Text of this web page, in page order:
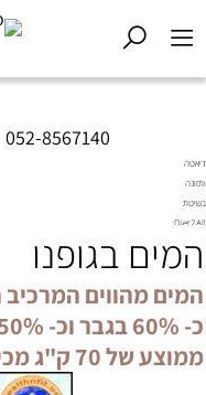
052-8567140
דיאטה
ותזונה
בשיטת
Diet2All:
שמאחורי
המושלם.
המים בגופנו
המים מהווים המרכיב
ממוצע של 70 ק"ג מכיל כ- 40 ליטר מים).